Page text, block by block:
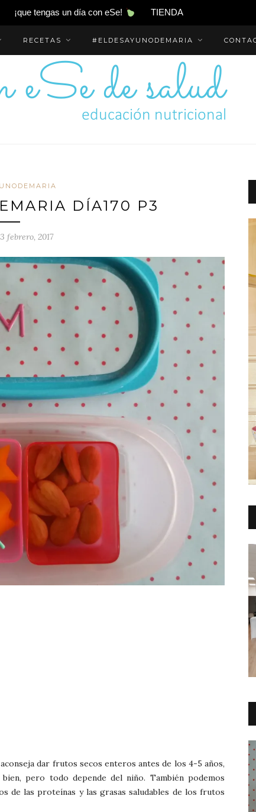
¡que tengas un día con eSe! TIENDA
RECETAS #ELDESAYUNODEMARIA
DÍA170 P3
febrero, 2017
dar frutos secos enteros antes de los 4-5 años,
pero todo depende del niño. También podemos
de las proteínas y las grasas saludables de los frutos